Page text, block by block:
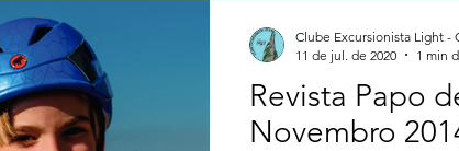
Revista Papo
Novembro
Clube Excursionista Light -
11 de jul. de 2020
1 min